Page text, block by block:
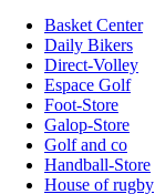
Basket Center
Daily Bikers
Direct-Volley
Espace Golf
Foot-Store
Galop-Store
Golf and co
Handball-Store
House of rugby